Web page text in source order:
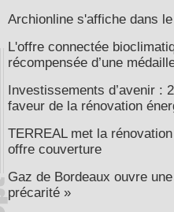
Archionline s'affiche dans
L'offre connectée
récompensée d’une
Investissements d’avenir :
faveur de la rénovation
TERREAL met la
offre couverture
Gaz de Bordeaux ouvre
précarité »